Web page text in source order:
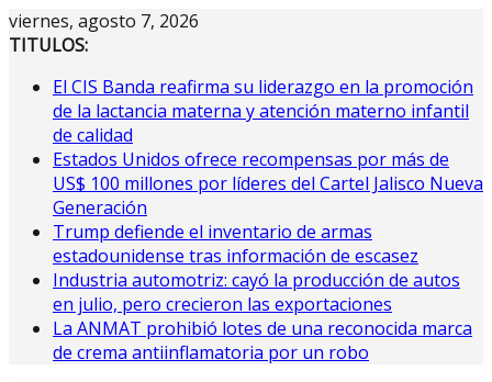
Saltar
al
viernes, agosto 7, 2026
TITULOS:
El CIS Banda reafirma su liderazgo en la promoción
de la lactancia materna y atención materno infantil
de calidad
Estados Unidos ofrece recompensas por más de
US$ 100 millones por líderes del Cartel Jalisco Nueva
Generación
Trump defiende el inventario de armas
estadounidense tras información de escasez
Industria automotriz: cayó la producción de autos
en julio, pero crecieron las exportaciones
La ANMAT prohibió lotes de una reconocida marca
de crema antiinflamatoria por un robo